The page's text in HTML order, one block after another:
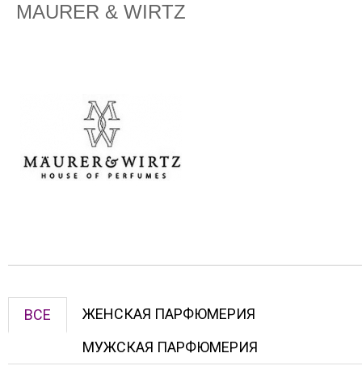
MAURER & WIRTZ
ВСЕ
ЖЕНСКАЯ ПАРФЮМЕРИЯ
МУЖСКАЯ ПАРФЮМЕРИЯ